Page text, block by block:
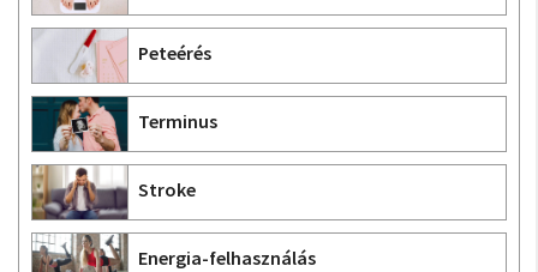
Peteérés
Terminus
Stroke
Energia-felhasználás